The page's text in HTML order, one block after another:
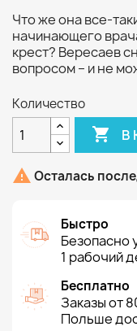
Что же она все-
начинающего
крест? Вересаев
вопросом – и не
Количество
 В
 Осталась
Быстро
Безопасно
1 рабочий
Бесплатно
Заказы от
Польше